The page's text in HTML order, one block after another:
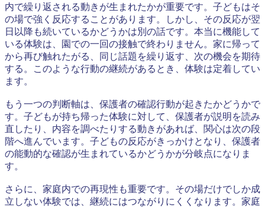
内で繰り返される動きが生まれたかが重要です。子どもはそ
の場で強く反応することがあります。しかし、その反応が翌
日以降も続いているかどうかは別の話です。本当に機能して
いる体験は、園での一回の接触で終わりません。家に帰って
から再び触れたがる、同じ話題を繰り返す、次の機会を期待
する。このような行動の継続があるとき、体験は定着してい
ます。
もう一つの判断軸は、保護者の確認行動が起きたかどうかで
す。子どもが持ち帰った体験に対して、保護者が説明を読み
直したり、内容を調べたりする動きがあれば、関心は次の段
階へ進んでいます。子どもの反応がきっかけとなり、保護者
の能動的な確認が生まれているかどうかが分岐点になりま
す。
さらに、家庭内での再現性も重要です。その場だけでしか成
立しない体験では、継続にはつながりにくくなります。家庭